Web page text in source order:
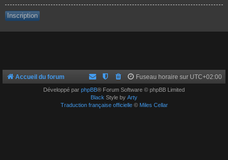
Inscription
Accueil du forum Fuseau horaire sur UTC+02:00
Développé par phpBB® Forum Software © phpBB Limited
Black Style by Arty
Traduction française officielle© Miles Cellar